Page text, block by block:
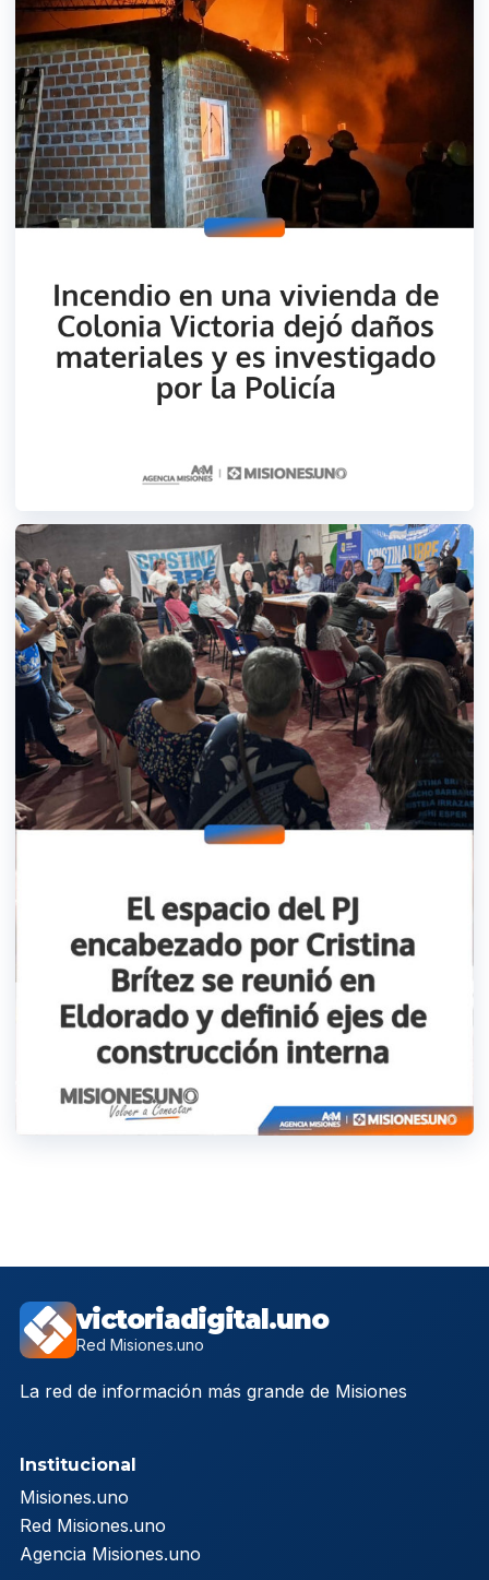
victoriadigital.uno
Red Misiones.uno
La red de información más grande de Misiones
Institucional
Misiones.uno
Red Misiones.uno
Agencia Misiones.uno